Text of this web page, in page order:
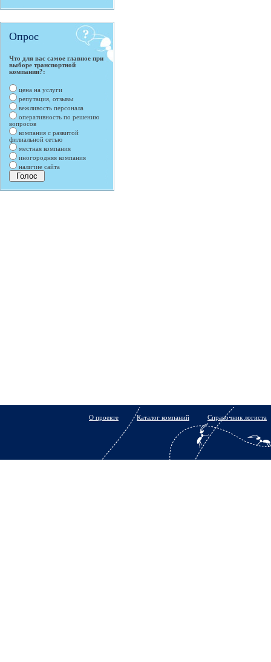
Опрос
Что для вас самое главное при
выборе транспортной
компании?:
цена на услуги
репутация, отзывы
вежливость персонала
оперативность по решению
вопросов
компания с развитой
филиальной сетью
местная компания
иногородняя компания
наличие сайта
О проекте Каталог компаний Справочник логиста